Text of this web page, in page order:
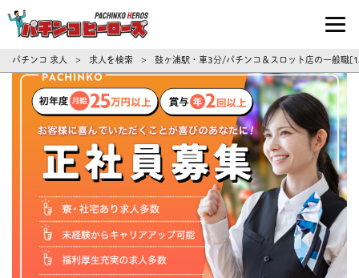
パチンコ求人・転職ならパチンコヒーロ
パチンコ 求人 > 求人を検索 > 鼓ヶ浦駅・車3分/パチンコ＆スロット店の一般